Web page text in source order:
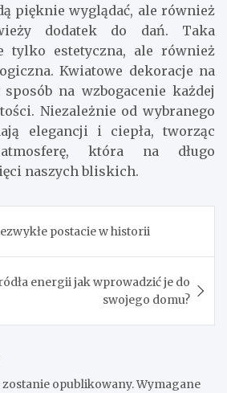
pięknie wyglądać, ale również
dodatek do dań. Taka
tylko estetyczna, ale również
Kwiatowe dekoracje na
sposób na wzbogacenie każdej
Niezależnie od wybranego
elegancji i ciepła, tworząc
atmosferę, która na długo
naszych bliskich.
postacie w historii
energii jak wprowadzić je do
swojego domu?
opublikowany.Wymagane